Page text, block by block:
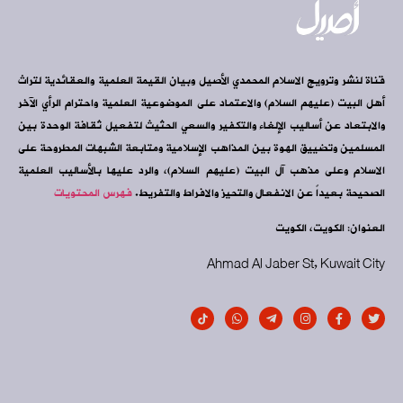
قناة لنشر وترويج الاسلام المحمدي الأصيل وبيان القيمة العلمية والعقائدية لتراث
أهل البيت (عليهم السلام) والاعتماد على الموضوعية العلمية واحترام الرأي الآخر
والابتعاد عن أساليب الإلغاء والتكفير والسعي الحثيث لتفعيل ثقافة الوحدة بين
المسلمين وتضييق الهوة بين المذاهب الإسلامية ومتابعة الشبهات المطروحة على
الاسلام وعلى مذهب آل البيت (عليهم السلام)، والرد عليها بالأساليب العلمية
الصحيحة بعيداً عن الانفعال والتحيز والافراط والتفريط.فهرس المحتويات
العنوان: الكويت، الكويت
Ahmad Al Jaber St, Kuwait City